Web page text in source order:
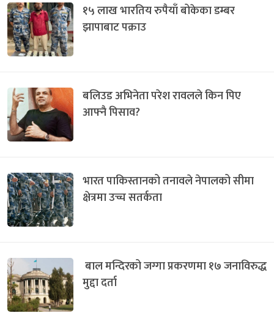
१५ लाख भारतिय रुपैयाँ बोकेका डम्बर
झापाबाट पक्राउ
बलिउड अभिनेता परेश रावलले किन पिए
आफ्नै पिसाव?
भारत पाकिस्तानको तनावले नेपालको सीमा
क्षेत्रमा उच्च सतर्कता
बाल मन्दिरको जग्गा प्रकरणमा १७ जनाविरुद्ध
मुद्दा दर्ता